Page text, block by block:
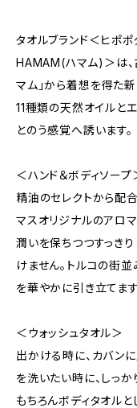
タオルブランド＜ヒポ
HAMAM(ハマム)＞は、
マム」から着想を得た新
11種類の天然オイルと
とのう感覚へ誘います。
＜ハンド＆ボディソープ
精油のセレクトから配
マスオリジナルのアロ
潤いを保ちつつすっき
けません。トルコの街
を華やかに引き立てます
＜ウォッシュタオル＞
出かける時に、カバン
を洗いたい時に、しっか
もちろんボディタオル